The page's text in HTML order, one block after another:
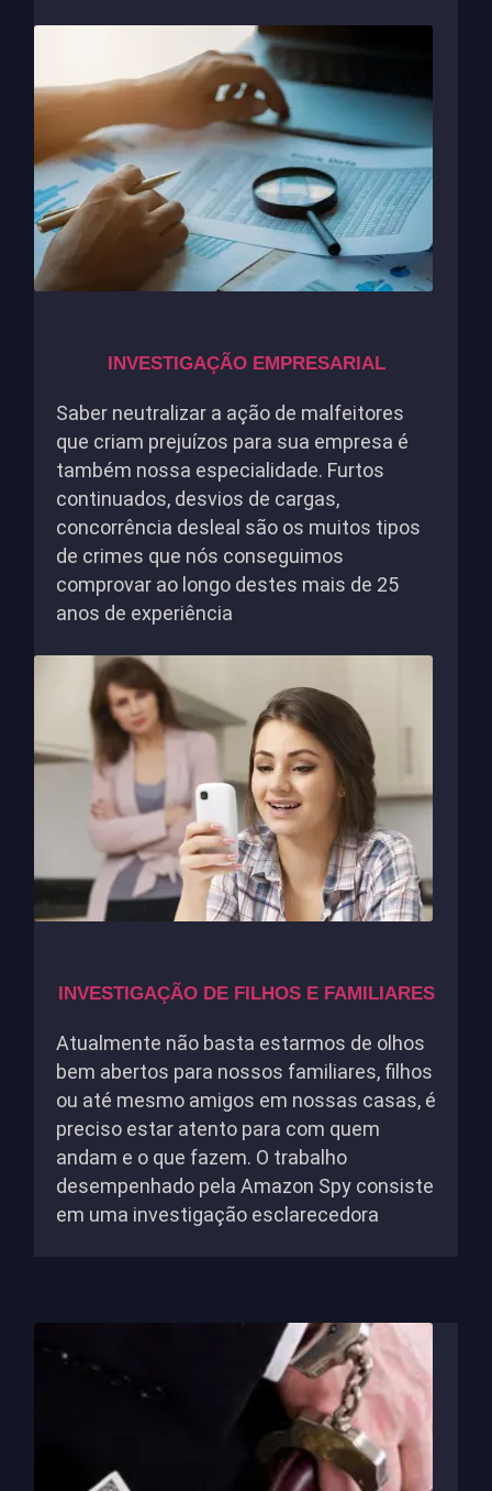
INVESTIGAÇÃO EMPRESARIAL
Saber neutralizar a ação de malfeitores
que criam prejuízos para sua empresa é
também nossa especialidade. Furtos
continuados, desvios de cargas,
concorrência desleal são os muitos tipos
de crimes que nós conseguimos
comprovar ao longo destes mais de 25
anos de experiência
INVESTIGAÇÃO DE FILHOS E FAMILIARES
Atualmente não basta estarmos de olhos
bem abertos para nossos familiares, filhos
ou até mesmo amigos em nossas casas, é
preciso estar atento para com quem
andam e o que fazem. O trabalho
desempenhado pela Amazon Spy consiste
em uma investigação esclarecedora